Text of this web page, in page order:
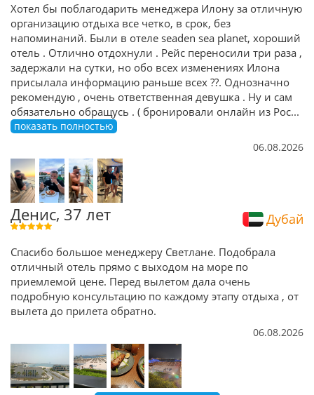
Хотел бы поблагодарить менеджера Илону за отличную
организацию отдыха все четко, в срок, без
напоминаний. Были в отеле seaden sea planet, хороший
отель . Отлично отдохнули . Рейс переносили три раза ,
задержали на сутки, но обо всех изменениях Илона
присылала информацию раньше всех ??. Однозначно
рекомендую , очень ответственная девушка . Ну и сам
обязательно обращусь . ( бронировали онлайн из Рос...
показать полностью
06.08.2026
Денис, 37 лет Дубай
Спасибо большое менеджеру Светлане. Подобрала
отличный отель прямо с выходом на море по
приемлемой цене. Перед вылетом дала очень
подробную консультацию по каждому этапу отдыха , от
вылета до прилета обратно.
06.08.2026